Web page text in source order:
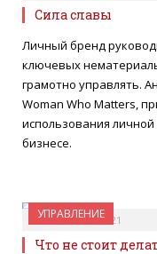
Сила славы
Личный бренд
ключевых
грамотно управлять.
Woman Who Matters,
использования
бизнесе.
УПРАВЛЕНИЕ
02 СЕНТЯБРЯ 2021
Что не стоит